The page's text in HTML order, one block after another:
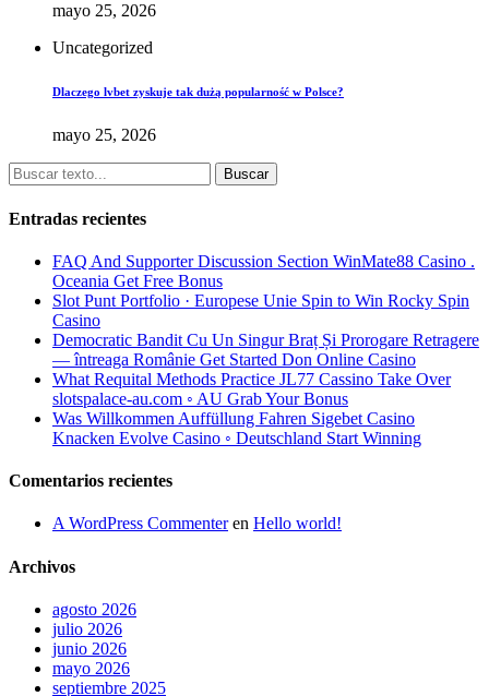
mayo 25, 2026
Uncategorized
Dlaczego lvbet zyskuje tak dużą popularność w Polsce?
mayo 25, 2026
Buscar
Entradas recientes
FAQ And Supporter Discussion Section WinMate88 Casino .
Oceania Get Free Bonus
Slot Punt Portfolio · Europese Unie Spin to Win Rocky Spin
Casino
Democratic Bandit Cu Un Singur Braț Și Prorogare Retragere
— întreaga Românie Get Started Don Online Casino
What Requital Methods Practice JL77 Cassino Take Over
slotspalace-au.com ◦ AU Grab Your Bonus
Was Willkommen Auffüllung Fahren Sigebet Casino
Knacken Evolve Casino ◦ Deutschland Start Winning
Comentarios recientes
A WordPress Commenteren Hello world!
Archivos
agosto 2026
julio 2026
junio 2026
mayo 2026
septiembre 2025